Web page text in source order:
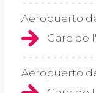
Aeropuerto
Gare de
Aeropuerto